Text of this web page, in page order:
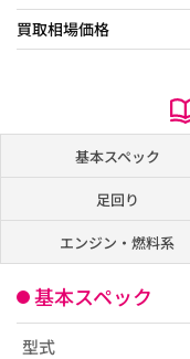
買取相場価格
基本スペック
足回り
エンジン・燃料系
基本スペック
型式